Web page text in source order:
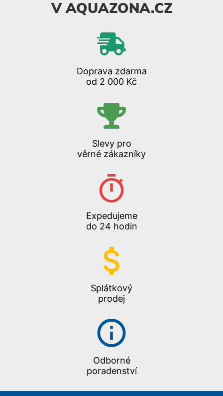
V AQUAZONA.CZ
Doprava zdarma
od 2 000 Kč
Slevy pro
věrné zákazníky
Expedujeme
do 24 hodin
Splátkový
prodej
Odborné
poradenství